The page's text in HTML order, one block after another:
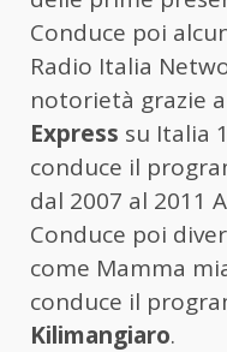
Conduce poi
Radio Italia
notorietà grazie
Express su Italia
conduce il
dal 2007 al 2011
Conduce poi
come Mamma
conduce il
Kilimangiaro.